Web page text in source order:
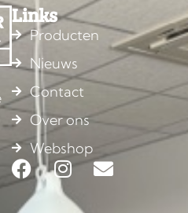
Links
Producten
Nieuws
Contact
Over ons
Webshop